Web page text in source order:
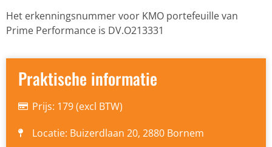
Het erkenningsnummer voor KMO portefeuille van
Prime Performance is DV.O213331
Praktische informatie
Prijs: 179 (excl BTW)
Locatie: Buizerdlaan 20, 2880 Bornem